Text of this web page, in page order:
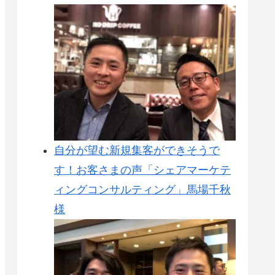
自分が望む新規集客ができそうで
す！お客さまの声「シェアマーケテ
ィングコンサルティング」馬場千秋
様